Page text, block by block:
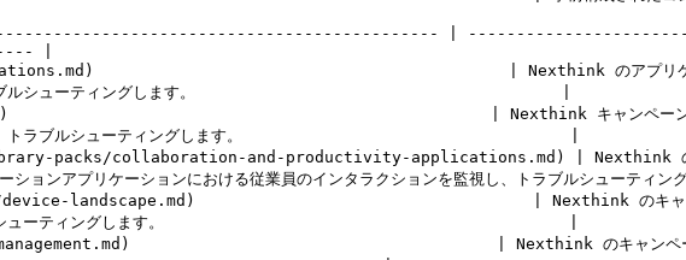
|
|
| Nexthink のアプリケーション、
化、トラブルシューティングします。                                      |
| Nexthink キャンペーン、ダッシュ
を監視し、トラブルシューティングします。                                  |
packs/collaboration-and-productivity-applications.md) | Nexthink のキャ
ョンアプリケーションにおける従業員のインタラクションを監視し、トラブルシューティン
device-landscape.md)                                   | Nexthink のキャンペーン
、トラブルシューティングします。                                          |
| Nexthink のキャンペーンとリモ